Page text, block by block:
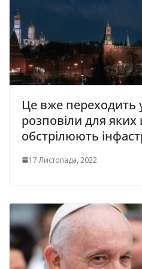
Це вже переходить
розповіли для яких
обстрілюють
17 Листопада, 2022